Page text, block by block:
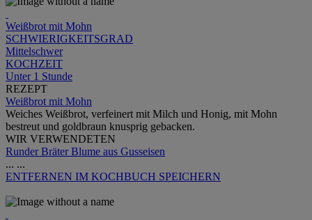
Weißbrot mit Mohn
SCHWIERIGKEITSGRAD
Mittelschwer
KOCHZEIT
Unter 1 Stunde
REZEPT
Weißbrot mit Mohn
Weiches Weißbrot, verfeinert mit Milch und Honig, mit Mohn
bestreut und goldbraun knusprig gebacken.
WIR VERWENDETEN
Runder Bräter Blume aus Gusseisen
... ...
ENTFERNEN IM KOCHBUCH SPEICHERN